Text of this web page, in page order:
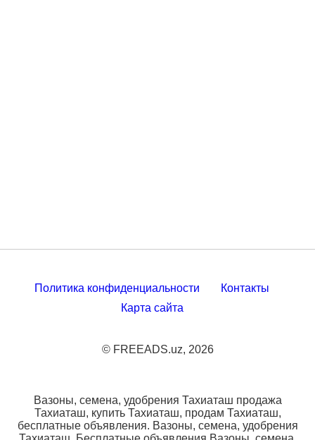
Политика конфиденциальности
Контакты
Карта сайта
© FREEADS.uz, 2026
Вазоны, семена, удобрения Тахиаташ продажа
Тахиаташ, купить Тахиаташ, продам Тахиаташ,
бесплатные объявления. Вазоны, семена, удобрения